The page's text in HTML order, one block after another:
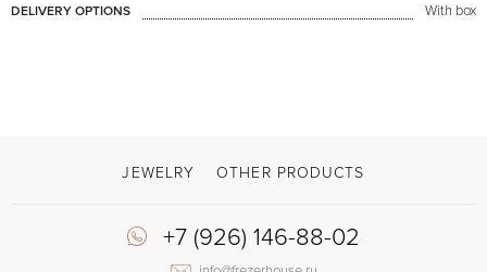
DELIVERY OPTIONS With box
JEWELRY OTHER PRODUCTS
+7 (926) 146-88-02